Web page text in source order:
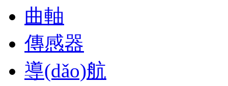
曲軸
傳感器
導(dǎo)航